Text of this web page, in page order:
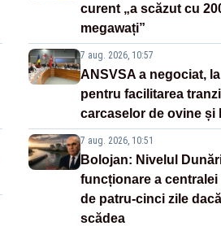
curent „a scăzut cu
megawați”
7 aug. 2026, 10:57
ANSVSA a negociat,
pentru facilitarea
carcaselor de ovine și
7 aug. 2026, 10:51
Bolojan: Nivelul
funcționare a centralei
de patru-cinci zile
scădea